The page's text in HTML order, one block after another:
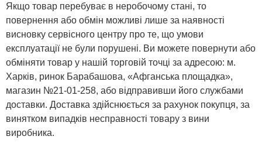
Якщо товар перебуває в неробочому стані, то
повернення або обмін можливі лише за наявності
висновку сервісного центру про те, що умови
експлуатації не були порушені. Ви можете повернути або
обміняти товар у нашій торговій точці за адресою: м.
Харків, ринок Барабашова, «Афганська площадка»,
магазин №21-01-258, або відправивши його службами
доставки. Доставка здійснюється за рахунок покупця, за
винятком випадків несправності товару з вини
виробника.